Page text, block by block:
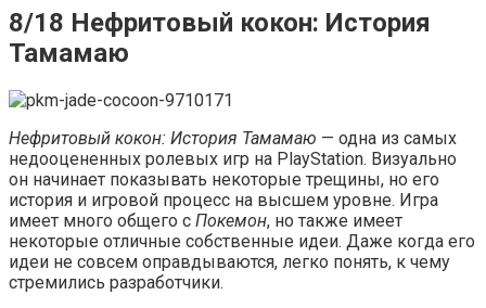
8/18 Нефритовый кокон: История
Тамамаю
Нефритовый кокон: История Тамамаю — одна из самых
недооцененных ролевых игр на PlayStation. Визуально
он начинает показывать некоторые трещины, но его
история и игровой процесс на высшем уровне. Игра
имеет много общего с Покемон, но также имеет
некоторые отличные собственные идеи. Даже когда его
идеи не совсем оправдываются, легко понять, к чему
стремились разработчики.